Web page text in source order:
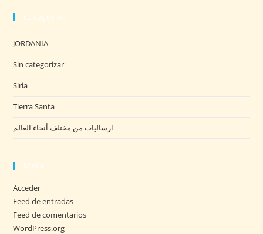
Categories
JORDANIA
Sin categorizar
Siria
Tierra Santa
ارساليات من مختلف أنحاء العالم
Meta
Acceder
Feed de entradas
Feed de comentarios
WordPress.org